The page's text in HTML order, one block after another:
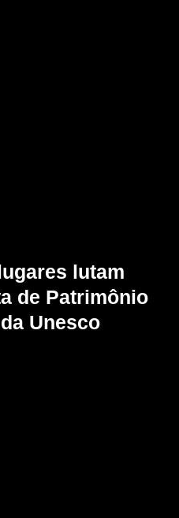
lutam
de Patrimônio
Unesco